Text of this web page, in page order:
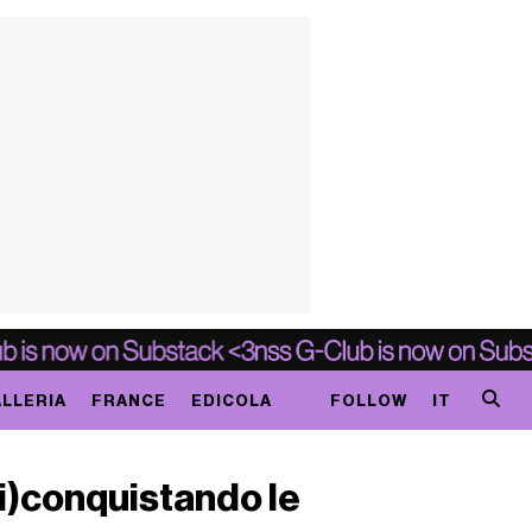
FRANCE EDICOLA FOLLOW IT
le